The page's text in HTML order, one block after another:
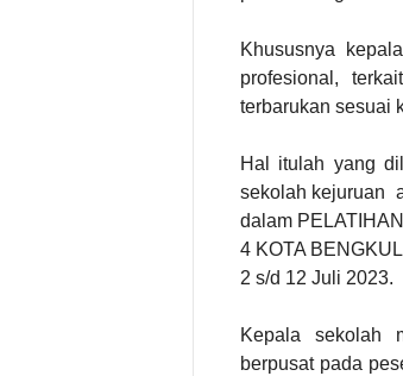
Khususnya
profesional,
terbarukan sesuai
Hal itulah yang
sekolah kejuruan
dalam
4 KOTA
2 s/d 12 Juli 2023.
Kepala sekolah
berpusat pada